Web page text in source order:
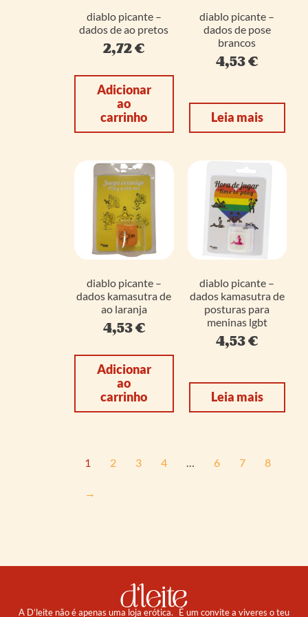
diablo picante –
dados de ao pretos
2,72€
Adicionar
ao
carrinho
diablo picante –
dados de pose
brancos
4,53€
Leia mais
diablo picante –
dados kamasutra de
ao laranja
4,53€
Adicionar
ao
carrinho
diablo picante –
dados kamasutra de
posturas para
meninas lgbt
4,53€
Leia mais
1 2 3 4 … 6 7 8
→
A D’leite não é apenas uma loja erótica. É um convite a viveres o teu